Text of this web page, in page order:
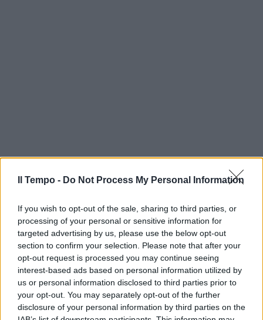
Il Tempo - Do Not Process My Personal Information
If you wish to opt-out of the sale, sharing to third parties, or
processing of your personal or sensitive information for
targeted advertising by us, please use the below opt-out
section to confirm your selection. Please note that after your
opt-out request is processed you may continue seeing
interest-based ads based on personal information utilized by
us or personal information disclosed to third parties prior to
your opt-out. You may separately opt-out of the further
disclosure of your personal information by third parties on the